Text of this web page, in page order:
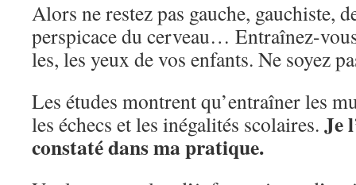
Alors ne restez pas gauche, gauchiste,
perspicace du cerveau… Entraînez-
les, les yeux de vos enfants. Ne soyez
Les études montrent qu’entraîner les
les échecs et les inégalités scolaires. Je
constaté dans ma pratique.